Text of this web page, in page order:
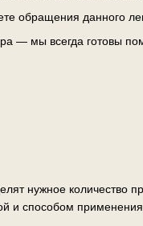
обращения данного
— мы всегда готовы
нужное количество
и способом применения.